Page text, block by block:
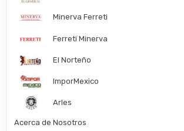
Minerva Ferreti
Ferreti Minerva
El Norteño
ImporMexico
Arles
Acerca de Nosotros